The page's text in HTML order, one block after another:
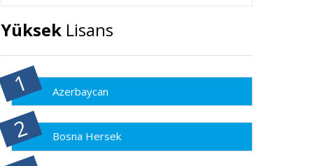
Yüksek Lisans
Azerbaycan
Bosna Hersek